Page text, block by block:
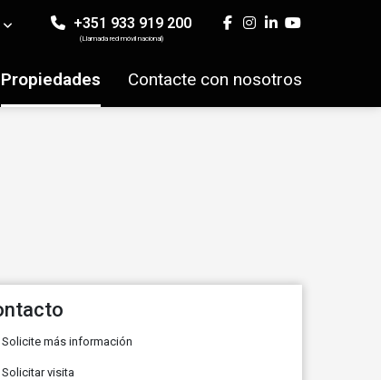
+351 933 919 200
(Llamada red móvil nacional)
Propiedades Contacte con nosotros
Solicite más información
Solicitar visita